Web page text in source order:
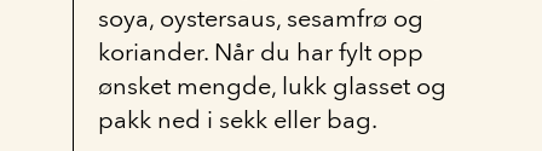
soya, oystersaus, sesamfrø og
koriander. Når du har fylt opp
ønsket mengde, lukk glasset og
pakk ned i sekk eller bag.